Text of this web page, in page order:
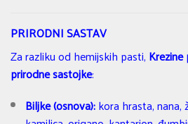
PRIRODNI SASTAV
Za razliku od hemijskih pasti,
prirodne sastojke:
Biljke (osnova):kora hrasta, nana,